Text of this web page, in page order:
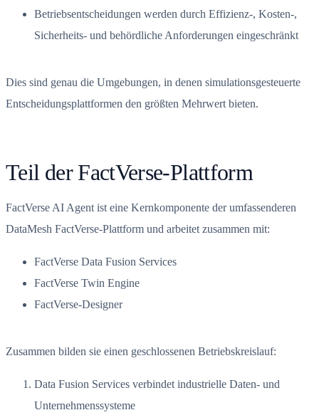
Betriebsentscheidungen werden durch Effizienz-, Kosten-,
Sicherheits- und behördliche Anforderungen eingeschränkt
Dies sind genau die Umgebungen, in denen simulationsgesteuerte
Entscheidungsplattformen den größten Mehrwert bieten.
Teil der FactVerse-Plattform
FactVerse AI Agent ist eine Kernkomponente der umfassenderen
DataMesh FactVerse-Plattform und arbeitet zusammen mit:
FactVerse Data Fusion Services
FactVerse Twin Engine
FactVerse-Designer
Zusammen bilden sie einen geschlossenen Betriebskreislauf:
Data Fusion Services verbindet industrielle Daten- und
Unternehmenssysteme